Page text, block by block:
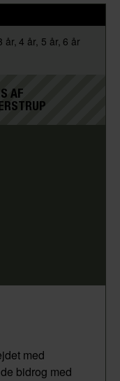
år 4 år 5 år 6 år
AF
med
bidrog med